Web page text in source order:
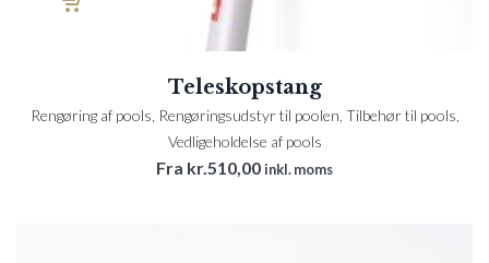
Teleskopstang
Rengøring af pools Rengøringsudstyr til poolen Tilbehør til pools
Vedligeholdelse af pools
Fra kr.510,00inkl. moms